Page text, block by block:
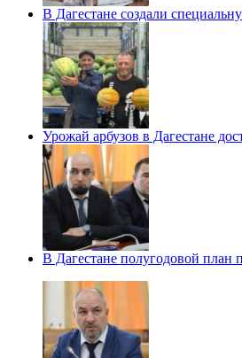
В Дагестане создали
Урожай арбузов в Дагестане
В Дагестане полугодовой